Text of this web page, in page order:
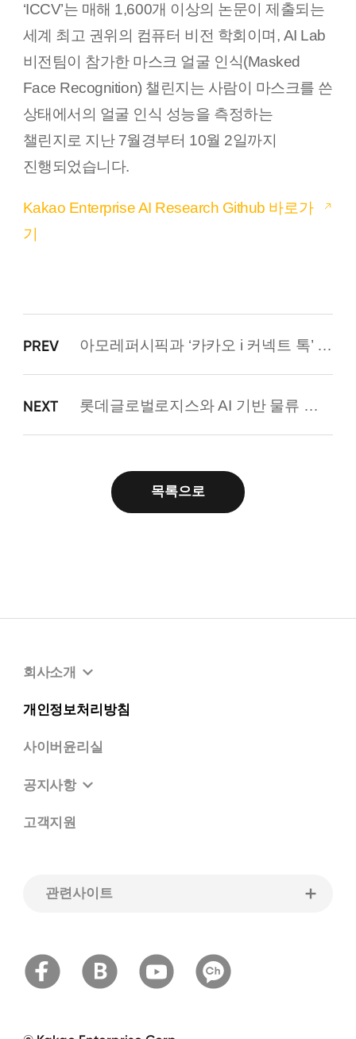
‘ICCV’는 매해 1,600개 이상의 논문이 제출되는
세계 최고 권위의 컴퓨터 비전 학회이며, AI Lab
비전팀이 참가한 마스크 얼굴 인식(Masked
Face Recognition) 챌린지는 사람이 마스크를 쓴
상태에서의 얼굴 인식 성능을 측정하는
챌린지로 지난 7월경부터 10월 2일까지
진행되었습니다.
Kakao Enterprise AI Research Github 바로가
기
PREV 아모레퍼시픽과 ‘카카오 i 커넥트 톡’ 사용 계약 체결
NEXT 롯데글로벌로지스와 AI 기반 물류 생태계 구축 위한 업무 협약 체결
목록으로
회사소개
개인정보처리방침
사이버윤리실
공지사항
고객지원
관련사이트